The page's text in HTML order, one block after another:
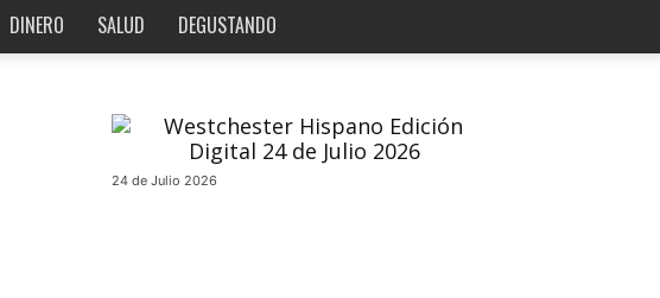
DINERO SALUD DEGUSTANDO
24 de Julio 2026